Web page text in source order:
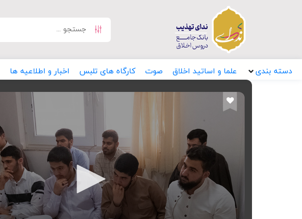
دسته بندی علما و اساتید اخلاق صوت کارگاه های تلبس اخبار و اطلاعیه ها